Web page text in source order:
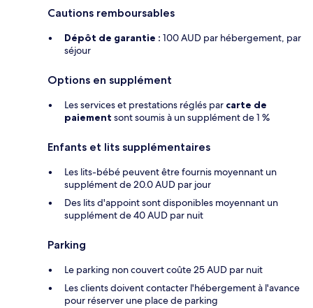
Cautions remboursables
Dépôt de garantie : 100 AUD par hébergement, par
séjour
Options en supplément
Les services et prestations réglés par carte de
paiement sont soumis à un supplément de 1 %
Enfants et lits supplémentaires
Les lits-bébé peuvent être fournis moyennant un
supplément de 20.0 AUD par jour
Des lits d'appoint sont disponibles moyennant un
supplément de 40 AUD par nuit
Parking
Le parking non couvert coûte 25 AUD par nuit
Les clients doivent contacter l'hébergement à l'avance
pour réserver une place de parking